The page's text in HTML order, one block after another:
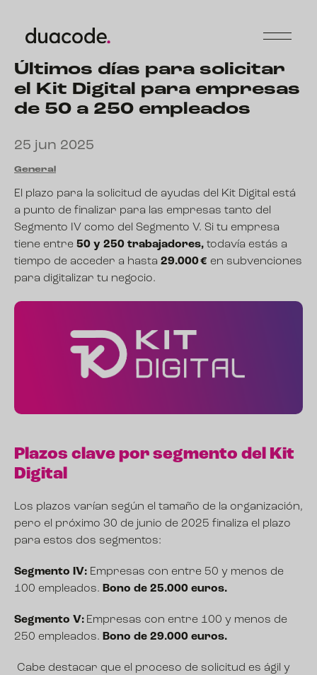
Últimos días para solicitar
el Kit Digital para empresas
de 50 a 250 empleados
25 jun 2025
General
El plazo para la solicitud de ayudas del Kit Digital está
a punto de finalizar para las empresas tanto del
Segmento IV como del Segmento V. Si tu empresa
tiene entre 50 y 250 trabajadores, todavía estás a
tiempo de acceder a hasta 29.000 € en subvenciones
para digitalizar tu negocio.
Plazos clave por segmento del Kit
Digital
Los plazos varían según el tamaño de la organización,
pero el próximo 30 de junio de 2025 finaliza el plazo
para estos dos segmentos:
Segmento IV: Empresas con entre 50 y menos de
100 empleados. Bono de 25.000 euros.
Segmento V: Empresas con entre 100 y menos de
250 empleados. Bono de 29.000 euros.
Cabe destacar que el proceso de solicitud es ágil y